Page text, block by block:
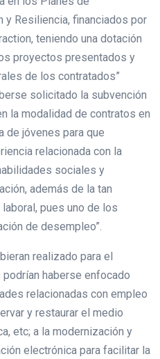
y Resiliencia, financiados por
teniendo una dotación
proyectos presentados y
de los contratados”
solicitado la subvención
la modalidad de contratos en
de jóvenes para que
relacionada con la
sociales y
además de la tan
pues uno de los
de desempleo”.
realizado para el
haberse enfocado
relacionadas con empleo
y restaurar el medio
etc; a la modernización y
electrónica para facilitar la